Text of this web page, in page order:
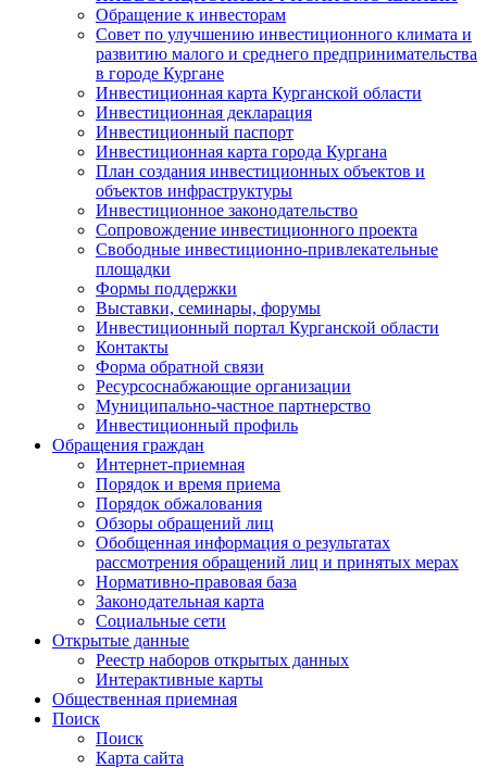
Обращение к инвесторам
Совет по улучшению инвестиционного климата и
развитию малого и среднего предпринимательства
в городе Кургане
Инвестиционная карта Курганской области
Инвестиционная декларация
Инвестиционный паспорт
Инвестиционная карта города Кургана
План создания инвестиционных объектов и
объектов инфраструктуры
Инвестиционное законодательство
Сопровождение инвестиционного проекта
Свободные инвестиционно-привлекательные
площадки
Формы поддержки
Выставки, семинары, форумы
Инвестиционный портал Курганской области
Контакты
Форма обратной связи
Ресурсоснабжающие организации
Муниципально-частное партнерство
Инвестиционный профиль
Обращения граждан
Интернет-приемная
Порядок и время приема
Порядок обжалования
Обзоры обращений лиц
Обобщенная информация о результатах
рассмотрения обращений лиц и принятых мерах
Нормативно-правовая база
Законодательная карта
Социальные сети
Открытые данные
Реестр наборов открытых данных
Интерактивные карты
Общественная приемная
Поиск
Поиск
Карта сайта